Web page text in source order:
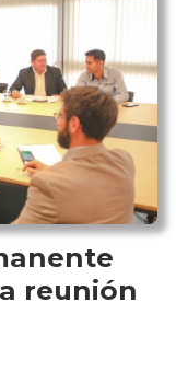
reunión